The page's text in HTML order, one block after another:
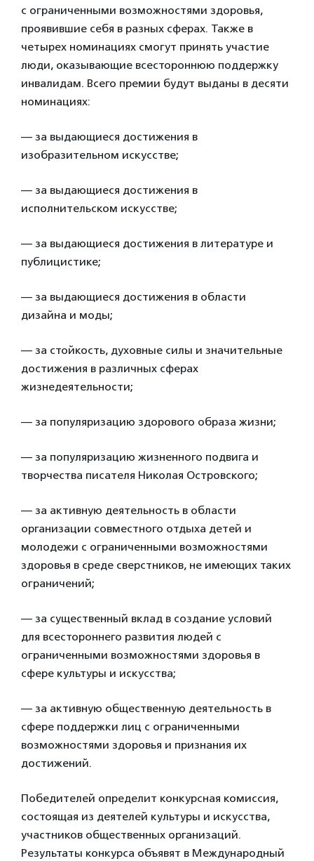
с ограниченными возможностями здоровья,
проявившие себя в разных сферах. Также в
четырех номинациях смогут принять участие
люди, оказывающие всестороннюю поддержку
инвалидам. Всего премии будут выданы в десяти
номинациях:
— за выдающиеся достижения в
изобразительном искусстве;
— за выдающиеся достижения в
исполнительском искусстве;
— за выдающиеся достижения в литературе и
публицистике;
— за выдающиеся достижения в области
дизайна и моды;
— за стойкость, духовные силы и значительные
достижения в различных сферах
жизнедеятельности;
— за популяризацию здорового образа жизни;
— за популяризацию жизненного подвига и
творчества писателя Николая Островского;
— за активную деятельность в области
организации совместного отдыха детей и
молодежи с ограниченными возможностями
здоровья в среде сверстников, не имеющих таких
ограничений;
— за существенный вклад в создание условий
для всестороннего развития людей с
ограниченными возможностями здоровья в
сфере культуры и искусства;
— за активную общественную деятельность в
сфере поддержки лиц с ограниченными
возможностями здоровья и признания их
достижений.
Победителей определит конкурсная комиссия,
состоящая из деятелей культуры и искусства,
участников общественных организаций.
Результаты конкурса объявят в Международный